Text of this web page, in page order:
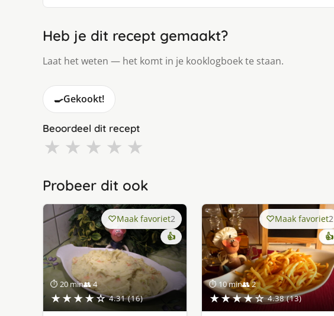
Heb je dit recept gemaakt?
Laat het weten — het komt in je kooklogboek te staan.
🍳Gekookt!
Beoordeel dit recept
★ ★ ★ ★ ★
Probeer dit ook
⏱ 20 min👥 4
★★★★☆ 4.31 (16)
Maak favoriet2
👍
⏱ 10 min👥 2
★★★★☆ 4.38 (13)
Maak favoriet2
👍